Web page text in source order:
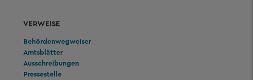
VERWEISE
Behördenwegweiser
Amtsblätter
Ausschreibungen
Pressestelle